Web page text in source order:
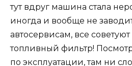
тут вдруг машина стала
иногда и вообще не
автосервисам, все
топливный фильтр!
по эксплуатации, там ни